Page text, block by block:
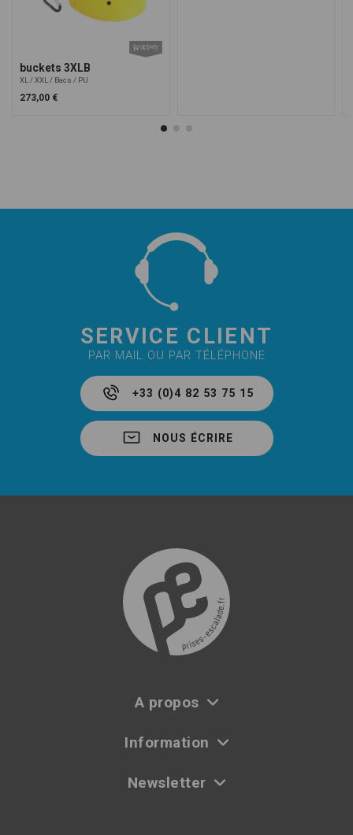
buckets 3XLB
XL XXL Bacs PU
273,00 €
SERVICE CLIENT
PAR MAIL OU PAR TÉLÉPHONE
+33 (0)4 82 53 75 15
NOUS ÉCRIRE
A propos
Information
Newsletter